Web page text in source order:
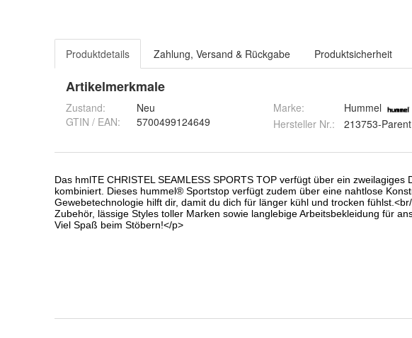
Produktdetails Zahlung, Versand & Rückgabe Produktsicherheit
Artikelmerkmale
Zustand:
Neu
GTIN / EAN:
5700499124649
Marke:
Hummel
Hersteller Nr.:
213753-Parent